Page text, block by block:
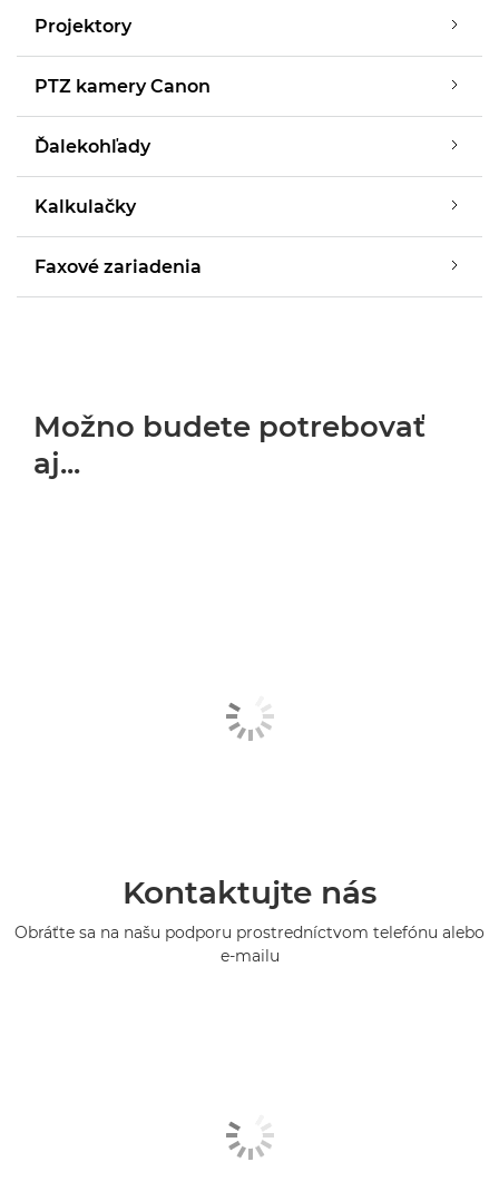
Projektory
PTZ kamery Canon
Ďalekohľady
Kalkulačky
Faxové zariadenia
Možno budete potrebovať
aj...
Kontaktujte nás
Obráťte sa na našu podporu prostredníctvom telefónu alebo
e-mailu